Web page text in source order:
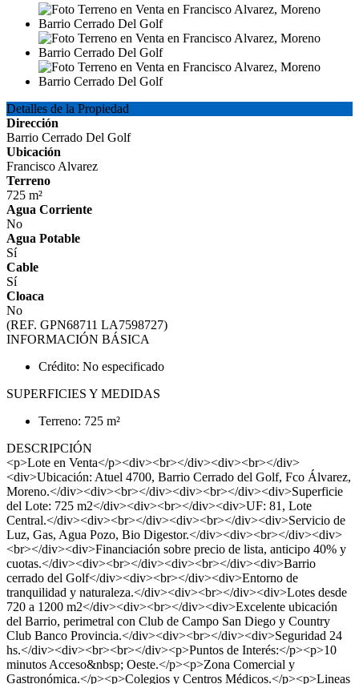
Detalles de la Propiedad
Dirección
Barrio Cerrado Del Golf
Ubicación
Francisco Alvarez
Terreno
725 m²
Agua Corriente
No
Agua Potable
Sí
Cable
Sí
Cloaca
No
(REF. GPN68711 LA7598727)
INFORMACIÓN BÁSICA
Crédito: No especificado
SUPERFICIES Y MEDIDAS
Terreno: 725 m²
DESCRIPCIÓN
<p>Lote en Venta</p><div><br></div><div><br></div>
<div>Ubicación: Atuel 4700, Barrio Cerrado del Golf, Fco Álvarez,
Moreno.</div><div><br></div><div><br></div><div>Superficie
del Lote: 725 m2</div><div><br></div><div>UF: 81, Lote
Central.</div><div><br></div><div><br></div><div>Servicio de
Luz, Gas, Agua Pozo, Bio Digestor.</div><div><br></div><div>
<br></div><div>Financiación sobre precio de lista, anticipo 40% y
cuotas.</div><div><br></div><div><br></div><div>Barrio
cerrado del Golf</div><div><br></div><div>Entorno de
tranquilidad y naturaleza.</div><div><br></div><div>Lotes desde
720 a 1200 m2</div><div><br></div><div>Excelente ubicación
del Barrio, perimetral con Club de Campo San Diego y Country
Club Banco Provincia.</div><div><br></div><div>Seguridad 24
hs.</div><div><br><br></div><p>Puntos de Interés:</p><p>10
minutos Acceso&nbsp; Oeste.</p><p>Zona Comercial y
Gastronómica.</p><p>Colegios y Centros Médicos.</p><p>Lineas